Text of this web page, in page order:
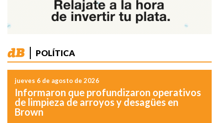
POLÍTICA
jueves 6 de agosto de 2026
Informaron que profundizaron operativos
de limpieza de arroyos y desagües en
Brown